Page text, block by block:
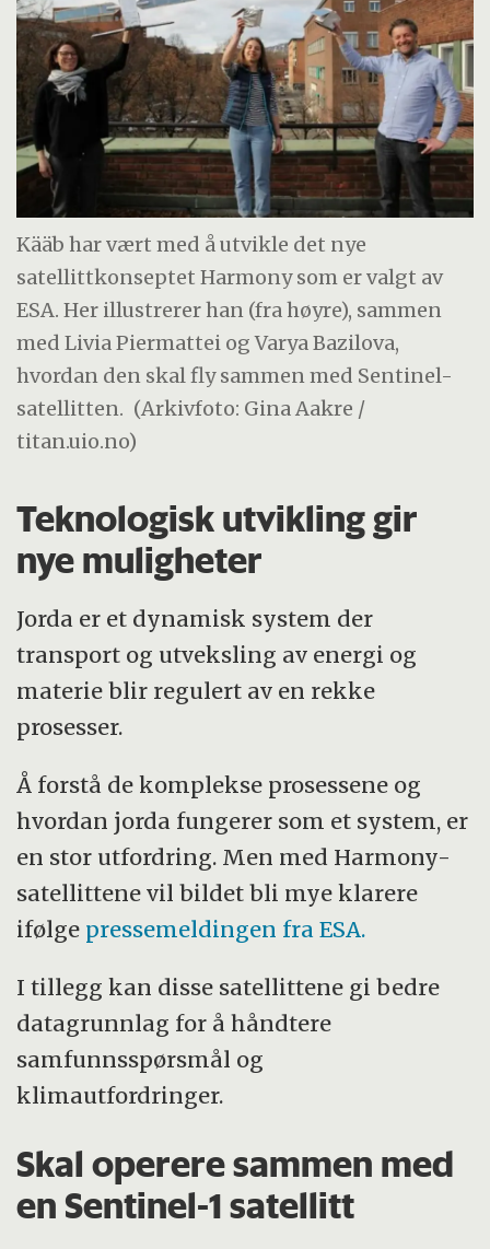
Kääb har vært med å utvikle det nye
satellittkonseptet Harmony som er valgt av
ESA. Her illustrerer han (fra høyre), sammen
med Livia Piermattei og Varya Bazilova,
hvordan den skal fly sammen med Sentinel-
satellitten. (Arkivfoto: Gina Aakre /
titan.uio.no)
Teknologisk utvikling gir
nye muligheter
Jorda er et dynamisk system der
transport og utveksling av energi og
materie blir regulert av en rekke
prosesser.
Å forstå de komplekse prosessene og
hvordan jorda fungerer som et system, er
en stor utfordring. Men med Harmony-
satellittene vil bildet bli mye klarere
ifølge pressemeldingen fra ESA.
I tillegg kan disse satellittene gi bedre
datagrunnlag for å håndtere
samfunnsspørsmål og
klimautfordringer.
Skal operere sammen med
en Sentinel-1 satellitt